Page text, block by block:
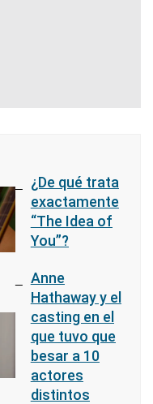
¿De qué trata
exactamente
“The Idea of
You”?
Anne
Hathaway y el
casting en el
que tuvo que
besar a 10
actores
distintos